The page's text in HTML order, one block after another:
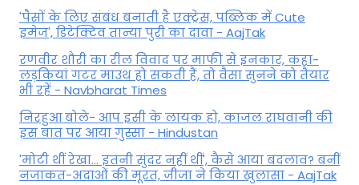
'पैसों के लिए संबंध बनाती है एक्ट्रेस, पब्लिक में Cute
इमेज', डिटेक्टिव तान्या पुरी का दावा - AajTak
रणवीर शौरी का रील विवाद पर माफी से इनकार, कहा-
लड़कियां गटर माउथ हो सकती हैं, तो वैसा सुनने को तैयार
भी रहें - Navbharat Times
निरहुआ बोले- आप इसी के लायक हो, काजल राघवानी की
इस बात पर आया गुस्सा - Hindustan
'मोटी थीं रेखा... इतनी सुंदर नहीं थीं', कैसे आया बदलाव? बनीं
नजाकत-अदाओं की मूरत, जीजा ने किया खुलासा - AajTak